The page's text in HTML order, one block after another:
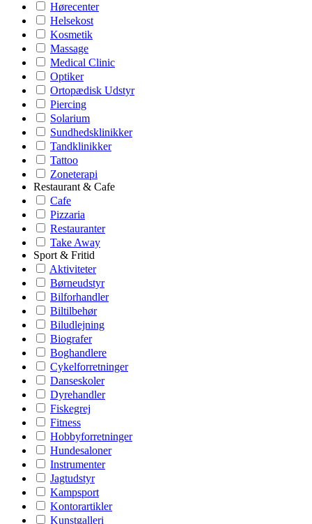
Hørecenter
Helsekost
Kosmetik
Massage
Medical Clinic
Optiker
Ortopædisk Udstyr
Piercing
Solarium
Sundhedsklinikker
Tandklinikker
Tattoo
Zoneterapi
Restaurant & Cafe
Cafe
Pizzaria
Restauranter
Take Away
Sport & Fritid
Aktiviteter
Børneudstyr
Bilforhandler
Biltilbehør
Biludlejning
Biografer
Boghandlere
Cykelforretninger
Danseskoler
Dyrehandler
Fiskegrej
Fitness
Hobbyforretninger
Hundesaloner
Instrumenter
Jagtudstyr
Kampsport
Kontorartikler
Kunstgalleri